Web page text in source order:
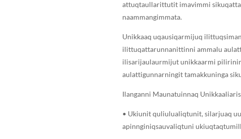
attuqtaullarittutit imavimmi
naammangimmata.
Unikkaaq uqausiqarmijuq
ilittuqattarunnanittinni ammalu
ilisarijaulaurmijut unikkaarmi
aulattigunnarningit tamakkuninga
Ilanganni Maunatuinnaq
• Ukiunit quliulualiqtunit, silarjuaq
apinnginiqsauvaliqtuni